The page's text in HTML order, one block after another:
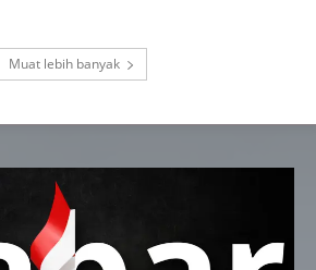
Muat lebih banyak